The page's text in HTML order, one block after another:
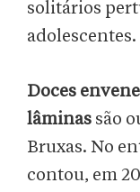
solitários
adolescentes.
Doces
lâminas são
Bruxas. No
contou, em